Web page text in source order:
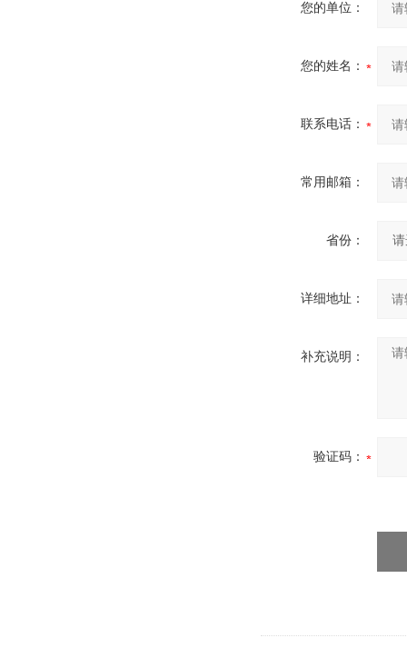
您的单位：
您的姓名：
联系电话：
常用邮箱：
省份：
详细地址：
补充说明：
验证码：